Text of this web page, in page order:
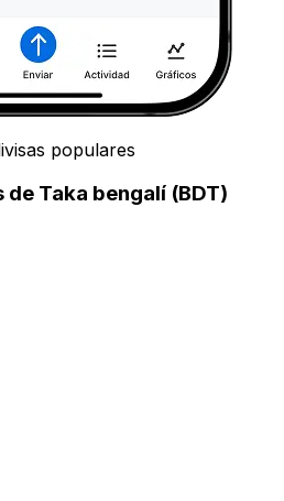
populares
Taka bengalí (BDT)